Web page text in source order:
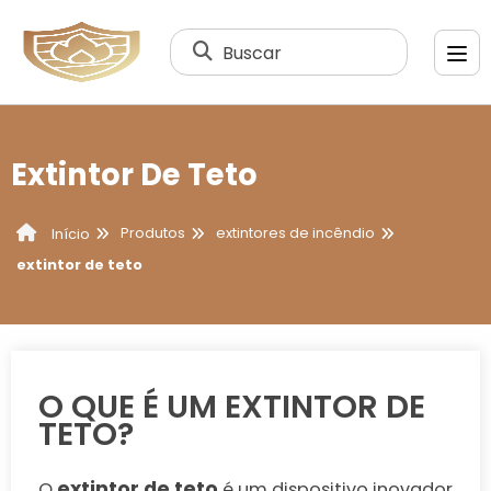
Buscar
Extintor De Teto
Início Produtos
extintores de incêndio
extintor de teto
O QUE É UM EXTINTOR DE
TETO?